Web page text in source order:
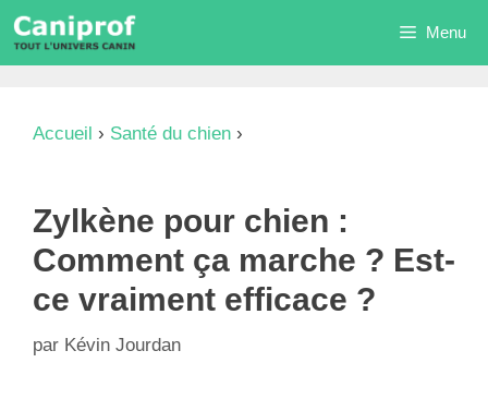
Aller
au
contenu
Menu
Accueil › Santé du chien ›
Zylkène pour chien :
Comment ça marche ? Est-
ce vraiment efficace ?
par Kévin Jourdan